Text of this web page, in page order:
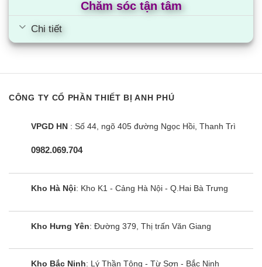
Chăm sóc tận tâm
Chi tiết
CÔNG TY CỔ PHẦN THIẾT BỊ ANH PHÚ
VPGD HN : Số 44, ngõ 405 đường Ngọc Hồi, Thanh Trì
0982.069.704
Kho Hà Nội: Kho K1 - Cảng Hà Nội - Q.Hai Bà Trưng
Kho Hưng Yên: Đường 379, Thị trấn Văn Giang
Kho Bắc Ninh: Lý Thần Tông - Từ Sơn - Bắc Ninh